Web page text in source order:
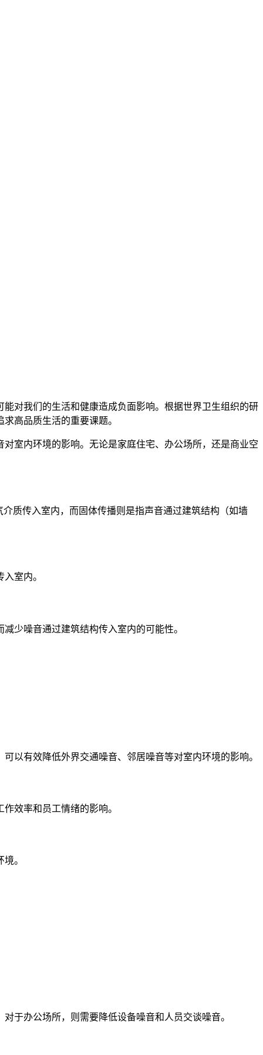
对我们的生活和健康造成负面影响。根据世界卫生组织的研
高品质生活的重要课题。
室内环境的影响。无论是家庭住宅、办公场所，还是商业空
质传入室内，而固体传播则是指声音通过建筑结构（如墙
室内。
少噪音通过建筑结构传入室内的可能性。
以有效降低外界交通噪音、邻居噪音等对室内环境的影响。
效率和员工情绪的影响。
。
于办公场所，则需要降低设备噪音和人员交谈噪音。